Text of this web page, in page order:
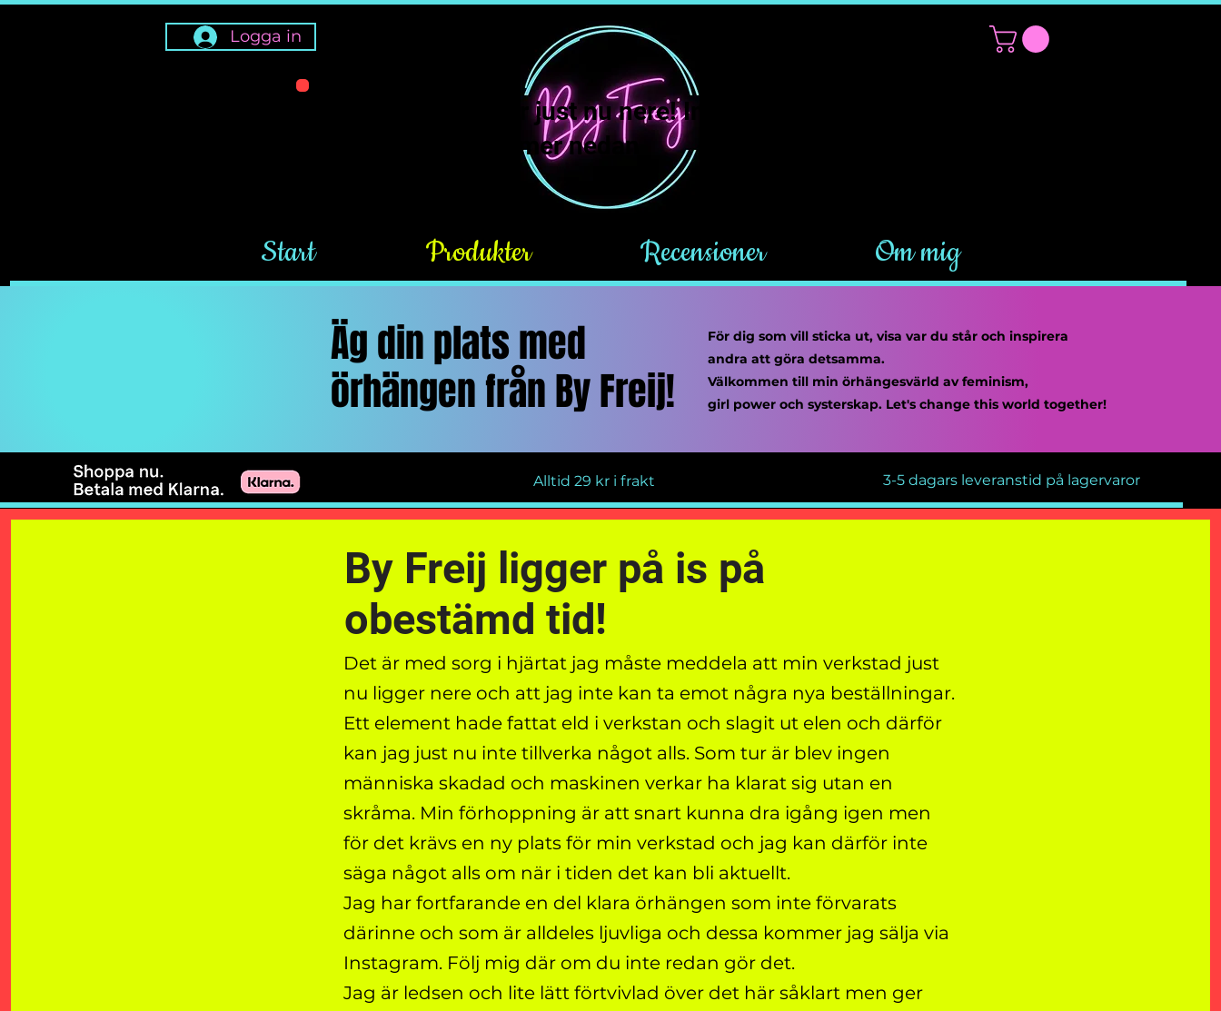
Logga in
OBS! By Freij ligger just nu nere! Inga nya beställningar
kan tas emot. Läs mer nedan
Start Produkter Recensioner Om mig
Äg din plats med
örhängen från By Freij!
För dig som vill sticka ut, visa var du står och inspirera
andra att göra detsamma.
Välkommen till min örhängesvärld av feminism,
girl power och systerskap. Let's change this world together!
Alltid 29 kr i frakt 3-5 dagars leveranstid på lagervaror
By Freij ligger på is på
obestämd tid!
Det är med sorg i hjärtat jag måste meddela att min verkstad just
nu ligger nere och att jag inte kan ta emot några nya beställningar.
Ett element hade fattat eld i verkstan och slagit ut elen och därför
kan jag just nu inte tillverka något alls. Som tur är blev ingen
människa skadad och maskinen verkar ha klarat sig utan en
skråma. Min förhoppning är att snart kunna dra igång igen men
för det krävs en ny plats för min verkstad och jag kan därför inte
säga något alls om när i tiden det kan bli aktuellt.
Jag har fortfarande en del klara örhängen som inte förvarats
därinne och som är alldeles ljuvliga och dessa kommer jag sälja via
Instagram. Följ mig där om du inte redan gör det.
Jag är ledsen och lite lätt förtvivlad över det här såklart men ger